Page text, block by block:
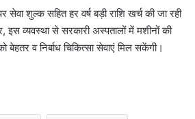
शुल्क सहित हर वर्ष बड़ी राशि खर्च की जा रही
इस व्यवस्था से सरकारी अस्पतालों में मशीनों की
बेहतर व निर्बाध चिकित्सा सेवाएं मिल सकेंगी।